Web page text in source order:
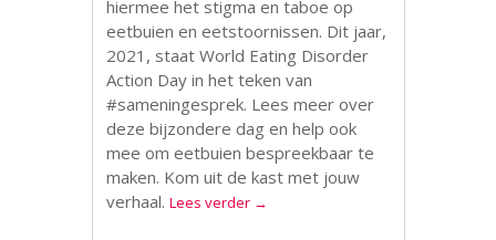
hiermee het stigma en taboe op
eetbuien en eetstoornissen. Dit jaar,
2021, staat World Eating Disorder
Action Day in het teken van
#sameningesprek. Lees meer over
deze bijzondere dag en help ook
mee om eetbuien bespreekbaar te
maken. Kom uit de kast met jouw
verhaal.Lees verder →